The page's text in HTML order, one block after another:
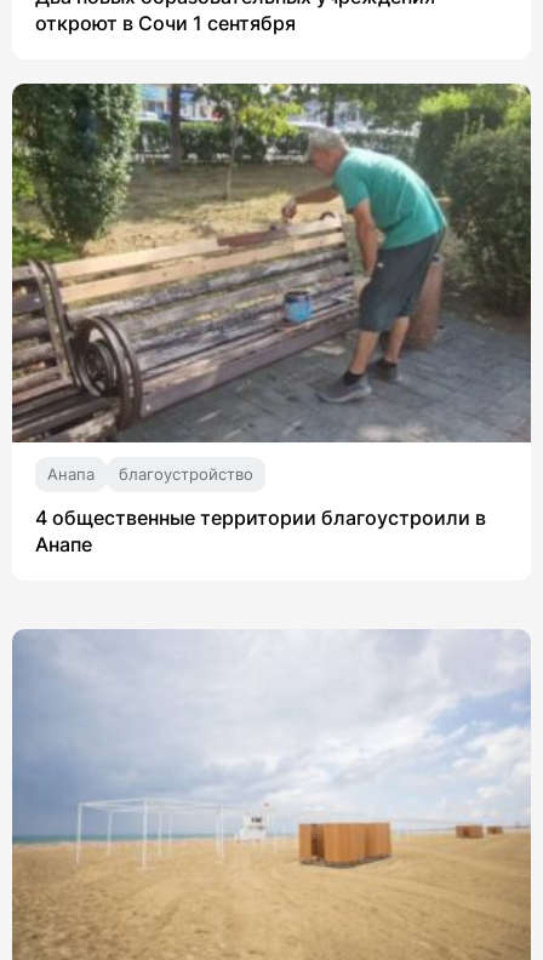
откроют в Сочи 1 сентября
Анапа благоустройство
4 общественные территории благоустроили в
Анапе